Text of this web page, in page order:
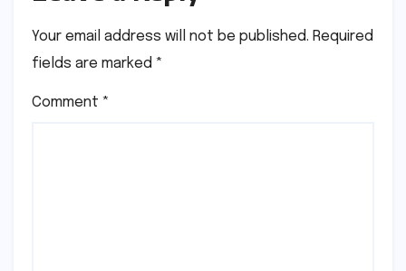
Your email address will not be published. Required
fields are marked *
Comment *